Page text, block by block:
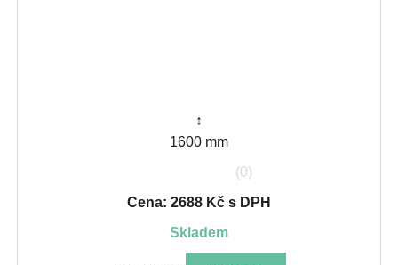
↕
1600 mm
(0)
Cena: 2688 Kč s DPH
skladem